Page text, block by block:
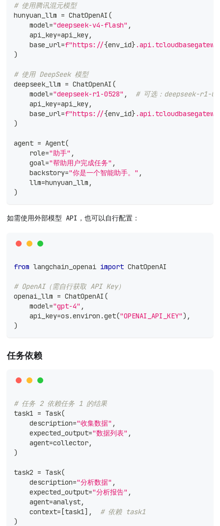
# 使用腾讯混元模型
hunyuan_llm = ChatOpenAI (
    model
="deepseek-v4-flash" ,
    api_key
=api_key,
    base_url
=f"https://{env_id}
)
# 使用 DeepSeek 模型
deepseek_llm = ChatOpenAI (
    model
="deepseek-r1-0528" ,
# 可选：deepseek-r1-
    api_key
=api_key,
    base_url
=f"https://{env_id}
)
agent = Agent(
    role
="助手" ,
    goal
="帮助用户完成任务" ,
    backstory
="你是一个智能助手。" ,
    llm
=hunyuan_llm ,
)
如需使用外部模型 API，也可以自行配置：
from langchain_openai import ChatOpenAI
# OpenAI（需自行获取 API Key）
openai_llm = ChatOpenAI (
    model
="gpt-4" ,
    api_key
=os.environ .get("OPENAI_API_KEY") ,
)
任务依赖
# 任务 2 依赖任务 1 的结果
task1 = Task(
    description
="收集数据" ,
    expected_output
="数据列表" ,
    agent
=collector,
)
task2 = Task(
    description
="分析数据" ,
    expected_output
="分析报告" ,
    agent
=analyst,
    context
= [task1] ,
# 依赖 task1
)